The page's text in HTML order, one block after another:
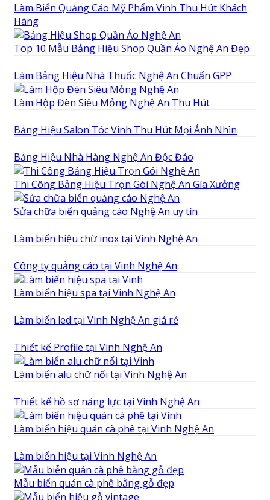
Làm Biển Quảng Cáo Mỹ Phẩm Vinh Thu Hút Khách
Hàng
Top 10 Mẫu Bảng Hiệu Shop Quần Áo Nghệ An Đẹp
Làm Bảng Hiệu Nhà Thuốc Nghệ An Chuẩn GPP
Làm Hộp Đèn Siêu Mỏng Nghệ An Thu Hút
Bảng Hiệu Salon Tóc Vinh Thu Hút Mọi Ánh Nhìn
Bảng Hiệu Nhà Hàng Nghệ An Độc Đáo
Thi Công Bảng Hiệu Trọn Gói Nghệ An Gía Xưởng
Sửa chữa biển quảng cáo Nghệ An uy tín
Làm biển hiệu chữ inox tại Vinh Nghệ An
Công ty quảng cáo tại Vinh Nghệ An
Làm biển hiệu spa tại Vinh Nghệ An
Làm biển led tại Vinh Nghệ An giá rẻ
Thiết kế Profile tại Vinh Nghệ An
Làm biển alu chữ nổi tại Vinh Nghệ An
Thiết kế hồ sơ năng lực tại Vinh Nghệ An
Làm biển hiệu quán cà phê tại Vinh Nghệ An
Làm biển hiệu tại Vinh Nghệ An
Mẫu biển quán cà phê bằng gỗ đẹp